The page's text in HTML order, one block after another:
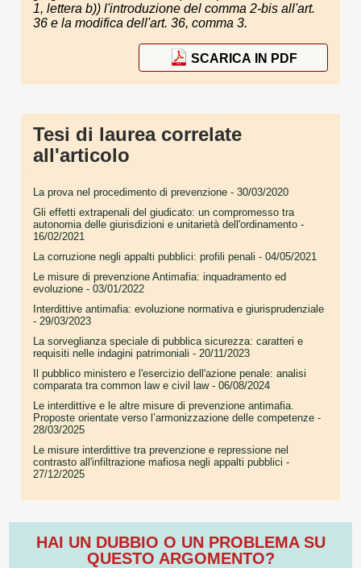
1, lettera b)) l'introduzione del comma 2-bis all'art.
36 e la modifica dell'art. 36, comma 3.
SCARICA IN PDF
Tesi di laurea correlate
all'articolo
La prova nel procedimento di prevenzione - 30/03/2020
Gli effetti extrapenali del giudicato: un compromesso tra
autonomia delle giurisdizioni e unitarietà dell'ordinamento -
16/02/2021
La corruzione negli appalti pubblici: profili penali - 04/05/2021
Le misure di prevenzione Antimafia: inquadramento ed
evoluzione - 03/01/2022
Interdittive antimafia: evoluzione normativa e giurisprudenziale
- 29/03/2023
La sorveglianza speciale di pubblica sicurezza: caratteri e
requisiti nelle indagini patrimoniali - 20/11/2023
Il pubblico ministero e l'esercizio dell'azione penale: analisi
comparata tra common law e civil law- 06/08/2024
Le interdittive e le altre misure di prevenzione antimafia.
Proposte orientate verso l’armonizzazione delle competenze -
28/03/2025
Le misure interdittive tra prevenzione e repressione nel
contrasto all'infiltrazione mafiosa negli appalti pubblici -
27/12/2025
HAI UN DUBBIO O UN PROBLEMA SU
QUESTO ARGOMENTO?